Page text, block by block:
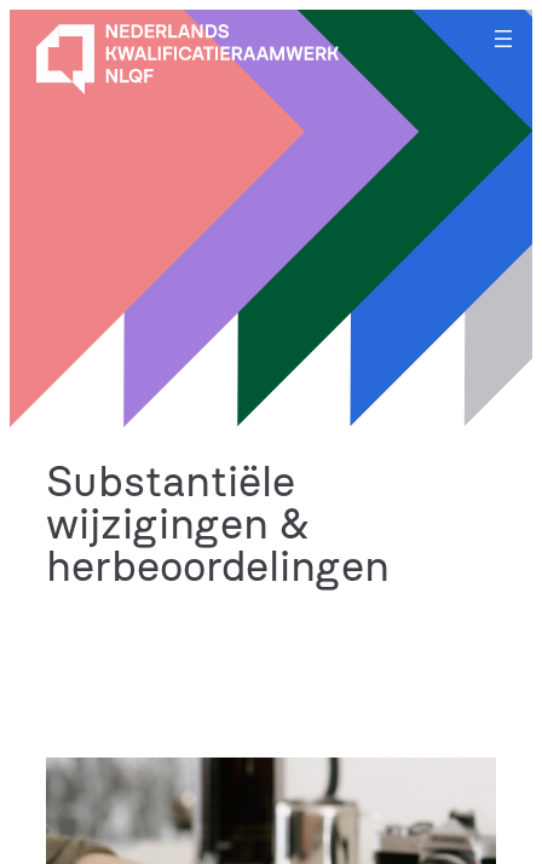
Substantiële
wijzigingen &
herbeoordelingen